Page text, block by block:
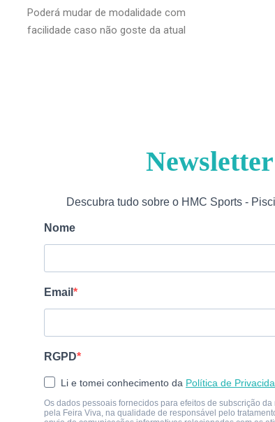
Poderá mudar de modalidade com
facilidade caso não goste da atual